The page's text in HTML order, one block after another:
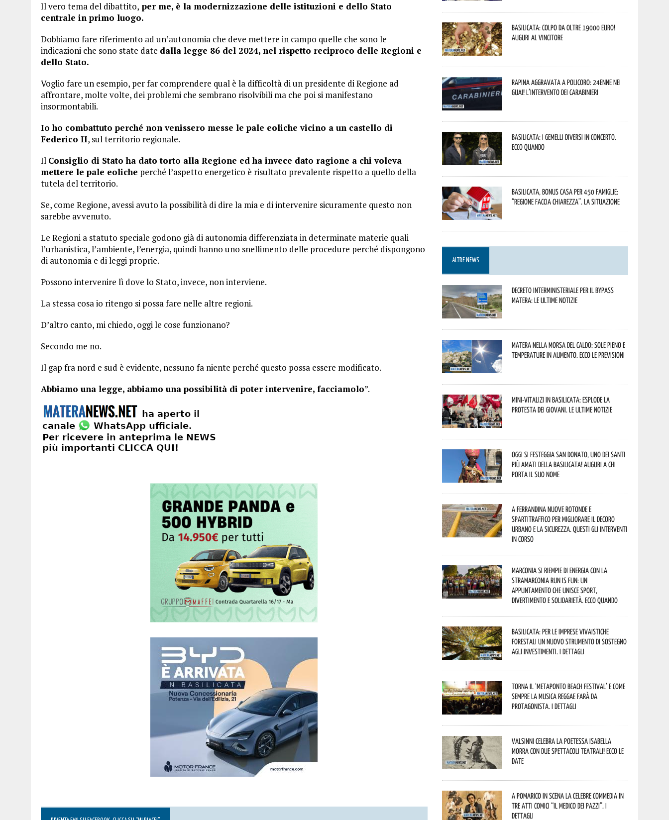
Il vero tema del dibattito, per me, è la modernizzazione delle istituzioni e dello Stato
centrale in primo luogo.
Dobbiamo fare riferimento ad un’autonomia che deve mettere in campo quelle che sono le
indicazioni che sono state date dalla legge 86 del 2024, nel rispetto reciproco delle Regioni e
dello Stato.
Voglio fare un esempio, per far comprendere qual è la difficoltà di un presidente di Regione ad
affrontare, molte volte, dei problemi che sembrano risolvibili ma che poi si manifestano
insormontabili.
Io ho combattuto perché non venissero messe le pale eoliche vicino a un castello di
Federico II, sul territorio regionale.
Il Consiglio di Stato ha dato torto alla Regione ed ha invece dato ragione a chi voleva
mettere le pale eoliche perché l’aspetto energetico è risultato prevalente rispetto a quello della
tutela del territorio.
Se, come Regione, avessi avuto la possibilità di dire la mia e di intervenire sicuramente questo non
sarebbe avvenuto.
Le Regioni a statuto speciale godono già di autonomia differenziata in determinate materie quali
l’urbanistica, l’ambiente, l’energia, quindi hanno uno snellimento delle procedure perché dispongono
di autonomia e di leggi proprie.
Possono intervenire lì dove lo Stato, invece, non interviene.
La stessa cosa io ritengo si possa fare nelle altre regioni.
D’altro canto, mi chiedo, oggi le cose funzionano?
Secondo me no.
Il gap fra nord e sud è evidente, nessuno fa niente perché questo possa essere modificato.
Abbiamo una legge, abbiamo una possibilità di poter intervenire, facciamolo”.
Basilicata: colpo da oltre 19000 Euro!
Auguri al vincitore
Rapina aggravata a Policoro: 24enne nei
guai! L’intervento dei Carabinieri
Basilicata: i Gemelli DiVersi in concerto.
Ecco quando
Basilicata, Bonus casa per 450 famiglie:
“Regione faccia chiarezza”. La situazione
ALTRE NEWS
Decreto interministeriale per il Bypass
Matera: le ultime notizie
Matera nella morsa del caldo: sole pieno e
temperature in aumento. Ecco le previsioni
Mini-vitalizi in Basilicata: esplode la
protesta dei giovani. Le ultime notizie
Oggi si festeggia San Donato, uno dei Santi
più amati della Basilicata! Auguri a chi
porta il suo nome
A Ferrandina nuove rotonde e
spartitraffico per migliorare il decoro
urbano e la sicurezza. Questi gli interventi
in corso
Marconia si riempie di energia con la
StraMarconia Run is Fun: un
appuntamento che unisce sport,
divertimento e solidarietà. Ecco quando
Basilicata: per le imprese vivaistiche
forestali un nuovo strumento di sostegno
agli investimenti. I dettagli
Torna il ‘Metaponto beach festival’ e come
sempre la musica reggae farà da
protagonista. I dettagli
Valsinni celebra la poetessa Isabella
Morra con due spettacoli teatrali! Ecco le
date
A Pomarico in scena la celebre commedia in
tre atti comici “Il medico dei pazzi”. I
dettagli